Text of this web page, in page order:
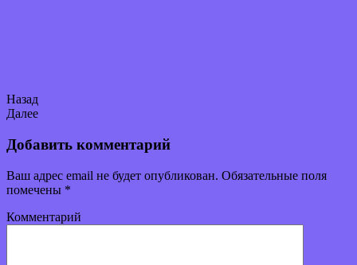
Назад
Далее
Добавить комментарий
Ваш адрес email не будет опубликован. Обязательные поля
помечены *
Комментарий